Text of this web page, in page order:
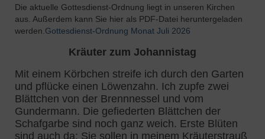
Die aktuelle Gottesdienst-Ordnung liegt in unseren Kirchen
aus. Außerdem kann Sie hier als PDF-Datei heruntergeladen
werden. Gottesdienst-Ordnung Monat Juli 2026
Kräuter zum Johannistag
Mit einem Körbchen streife ich durch den Garten
und pflücke einen Löwenzahn. Ich zupfe zwei
Blättchen von der Brennnessel und vom
Gundermann. Die gefiederten Blättchen der
Schafgarbe sind noch ganz weich. Erste Blüten
sind auch da: Sie sollen in meinem Kräuterstrauß